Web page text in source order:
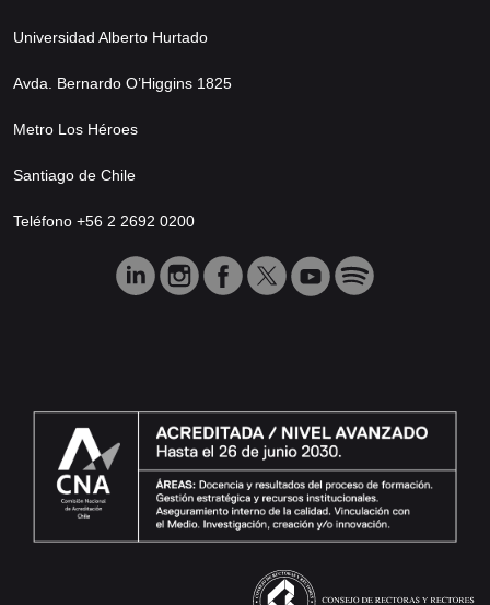
Universidad Alberto Hurtado
Avda. Bernardo O’Higgins 1825
Metro Los Héroes
Santiago de Chile
Teléfono +56 2 2692 0200